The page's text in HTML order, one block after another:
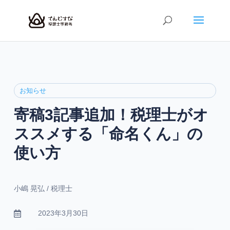
お知らせ
寄稿3記事追加！税理士がオ
ススメする「命名くん」の
使い方
小嶋 晃弘 / 税理士
 2023年3月30日